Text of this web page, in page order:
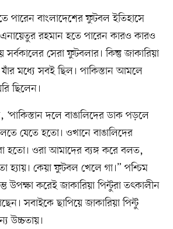
পারেন বাংলাদেশের ফুটবল ইতিহাসে
রহমান হতে পারেন কারও কারও
সেরা ফুটবলার। কিন্তু জাকারিয়া
মধ্যে সবই ছিল। পাকিস্তান আমলে
ছিলেন।
‘পাকিস্তান দলে বাঙালিদের ডাক পড়লে
যেতে হতো। ওখানে বাঙালিদের
হতো। ওরা আমাদের ব্যঙ্গ করে বলত,
হ্যায়। কেয়া ফুটবল খেলে গা।” পশ্চিম
উপক্ষা করেই জাকারিয়া পিন্টুরা তৎকালীন
সবাইকে ছাপিয়ে জাকারিয়া পিন্টু
উচ্চতায়।